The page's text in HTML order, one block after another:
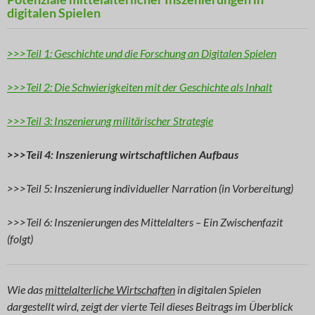
digitalen Spielen
>>>Teil 1: Geschichte und die Forschung an Digitalen Spielen
>>>Teil 2: Die Schwierigkeiten mit der Geschichte als Inhalt
>>>Teil 3: Inszenierung militärischer Strategie
>>>Teil 4: Inszenierung wirtschaftlichen Aufbaus
>>>Teil 5: Inszenierung individueller Narration (in Vorbereitung)
>>>Teil 6: Inszenierungen des Mittelalters – Ein Zwischenfazit
(folgt)
Wie dasmittelalterliche Wirtschaften in digitalen Spielen
dargestellt wird, zeigt der vierte Teil dieses Beitrags im Überblick